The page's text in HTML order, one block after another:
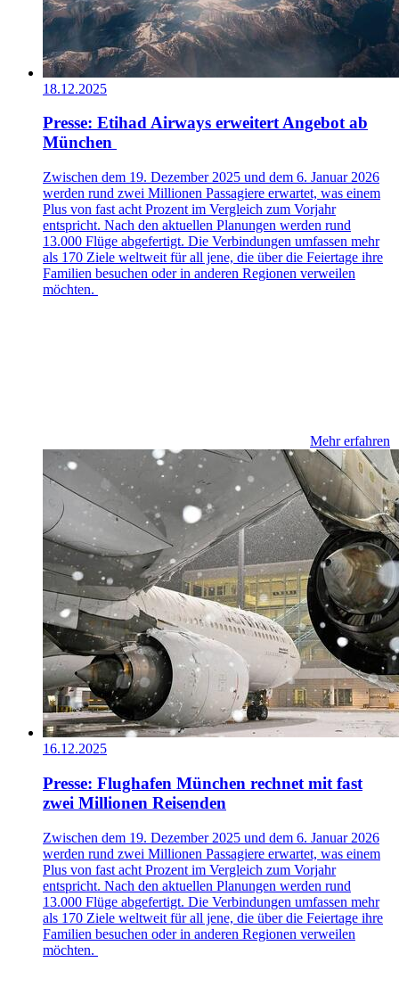
18.12.2025
Presse: Etihad Airways erweitert Angebot ab
München
Zwischen dem 19. Dezember 2025 und dem 6. Januar 2026
werden rund zwei Millionen Passagiere erwartet, was einem
Plus von fast acht Prozent im Vergleich zum Vorjahr
entspricht. Nach den aktuellen Planungen werden rund
13.000 Flüge abgefertigt. Die Verbindungen umfassen mehr
als 170 Ziele weltweit für all jene, die über die Feiertage ihre
Familien besuchen oder in anderen Regionen verweilen
möchten.
Mehr erfahren
16.12.2025
Presse: Flughafen München rechnet mit fast
zwei Millionen Reisenden
Zwischen dem 19. Dezember 2025 und dem 6. Januar 2026
werden rund zwei Millionen Passagiere erwartet, was einem
Plus von fast acht Prozent im Vergleich zum Vorjahr
entspricht. Nach den aktuellen Planungen werden rund
13.000 Flüge abgefertigt. Die Verbindungen umfassen mehr
als 170 Ziele weltweit für all jene, die über die Feiertage ihre
Familien besuchen oder in anderen Regionen verweilen
möchten.